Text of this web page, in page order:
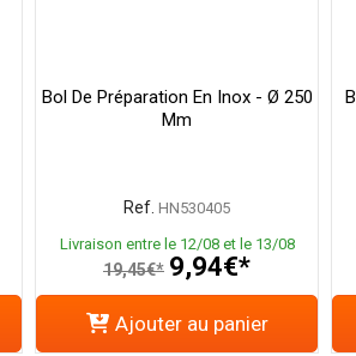
Bol De Préparation En Inox - Ø 250
Mm
Ref. HN530405
Livraison entre le 12/08 et le 13/08
19,45€* 9,94€*
Ajouter au panier